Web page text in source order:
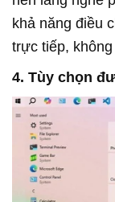
khả năng điều
trực tiếp,
4. Tùy chọn